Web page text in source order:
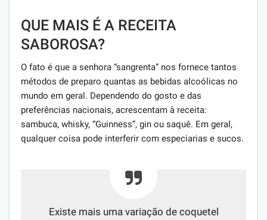
QUE MAIS É A RECEITA
SABOROSA?
O fato é que a senhora “sangrenta” nos fornece tantos
métodos de preparo quantas as bebidas alcoólicas no
mundo em geral. Dependendo do gosto e das
preferências nacionais, acrescentam à receita:
sambuca, whisky, “Guinness”, gin ou saquê. Em geral,
qualquer coisa pode interferir com especiarias e sucos.
Existe mais uma variação de coquetel